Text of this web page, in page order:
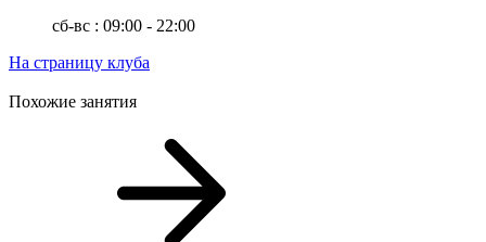
сб-вс : 09:00 - 22:00
На страницу клуба
Похожие занятия